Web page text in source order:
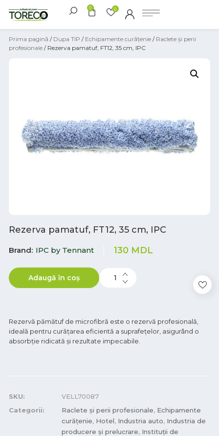
0 0
Prima pagină / Dupa TIP / Echipamente curățenie / Raclete și perii
profesionale / Rezerva pamatuf, FT12, 35 cm, IPC
Rezerva pamatuf, FT12, 35 cm, IPC
Brand IPC by Tennant 130 MDL
Adaugă în coș
Rezervă pămătuf de microfibră este o rezervă profesională,
ideală pentru curățarea eficientă a suprafețelor, asigurând o
absorbție ridicată și rezultate impecabile.
SKU:
VELL70087
Categorii:
Raclete și perii profesionale, Echipamente
curățenie, Hotel, Industria auto, Industria de
producere și prelucrare, Instituții de